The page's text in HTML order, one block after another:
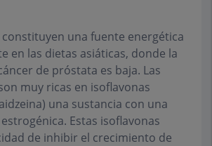
una fuente energética
en las dietas asiáticas, donde la
de próstata es baja. Las
muy ricas en isoflavonas
una sustancia con una
Estas isoflavonas
de inhibir el crecimiento de